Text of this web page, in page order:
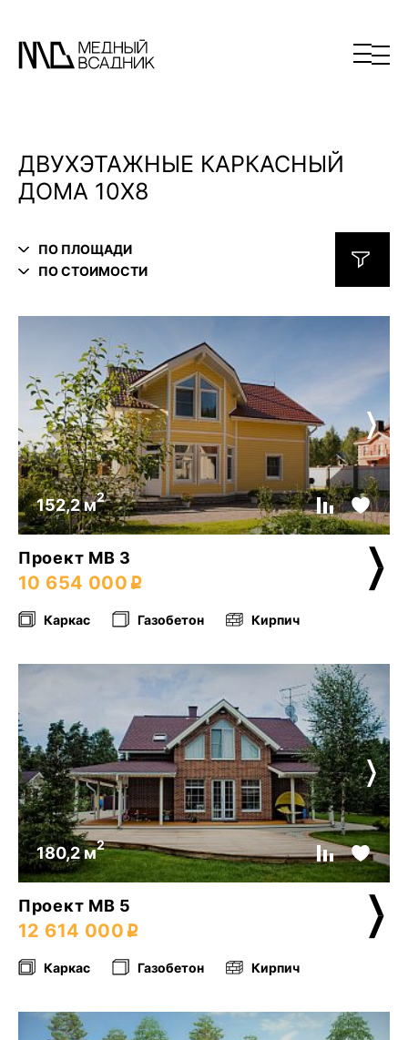
ДВУХЭТАЖНЫЕ КАРКАСНЫЙ
ДОМА 10Х8
ПО ПЛОЩАДИ
ПО СТОИМОСТИ
152,2 м2
Проект МВ 3
10 654 000
Каркас Газобетон Кирпич
180,2 м2
Проект МВ 5
12 614 000
Каркас Газобетон Кирпич